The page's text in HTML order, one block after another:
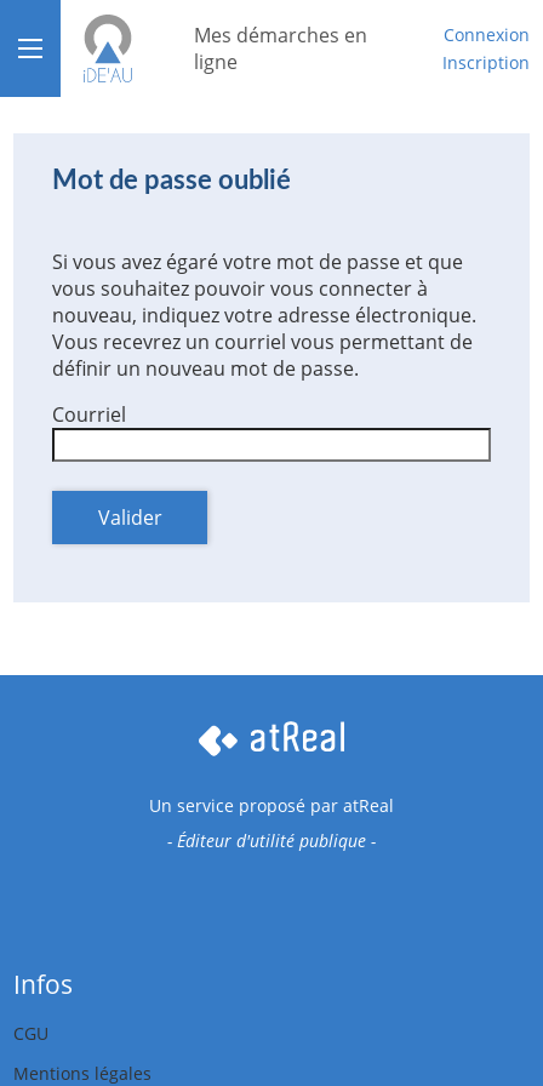
Mes démarches en
ligne
Connexion
Inscription
Ouvrir le menu
Aide
Mon tableau de bord
Mot de passe oublié
Si vous avez égaré votre mot de passe et que
vous souhaitez pouvoir vous connecter à
nouveau, indiquez votre adresse électronique.
Vous recevrez un courriel vous permettant de
définir un nouveau mot de passe.
Courriel
Valider
Un service proposé par atReal
- Éditeur d'utilité publique -
Infos
CGU
Mentions légales